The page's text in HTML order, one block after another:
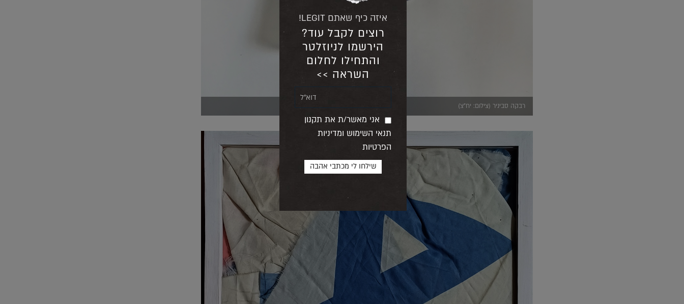
רבקה סביניר (צילום: יח"צ)
איזה כיף שאתם LEGIT!
רוצים לקבל עוד?
הירשמו לניוזלטר
והתחילו לחלום
השראה >>
אני מאשר/ת את תקנון
תנאי השימוש ומדיניות
הפרטיות